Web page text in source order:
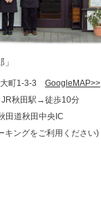
町1-3-3 GoogleMAP>>
JR秋田駅→徒歩10分
田道秋田中央IC
ングをご利用ください)